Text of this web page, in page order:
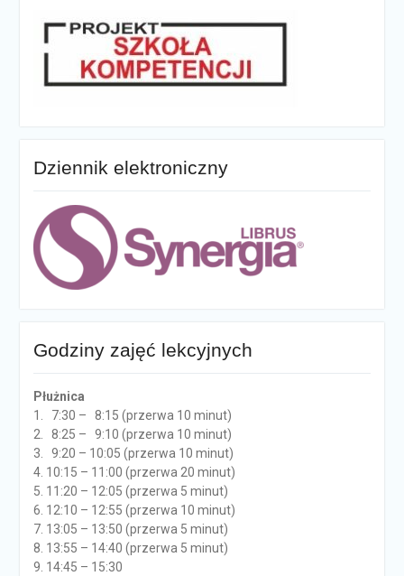
Dziennik elektroniczny
Godziny zajęć lekcyjnych
Płużnica
1. 7:30 – 8:15 (przerwa 10 minut)
2. 8:25 – 9:10 (przerwa 10 minut)
3. 9:20 – 10:05 (przerwa 10 minut)
4. 10:15 – 11:00 (przerwa 20 minut)
5. 11:20 – 12:05 (przerwa 5 minut)
6. 12:10 – 12:55 (przerwa 10 minut)
7. 13:05 – 13:50 (przerwa 5 minut)
8. 13:55 – 14:40 (przerwa 5 minut)
9. 14:45 – 15:30